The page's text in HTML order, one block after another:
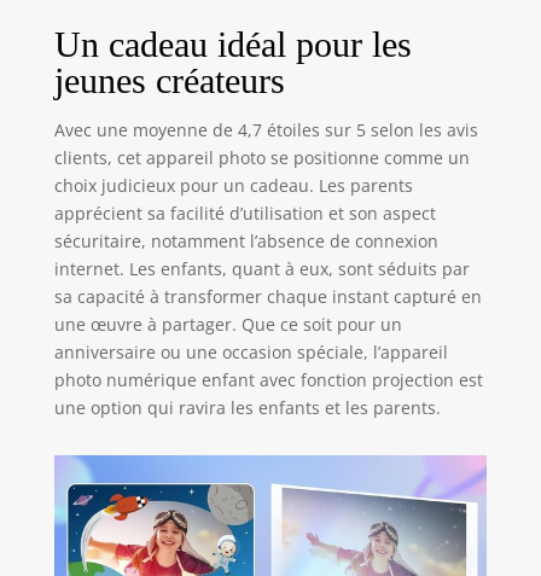
enfants comporte
30 cadres photo, 7
filtres et 8 effets de
un zoom 10X, un
lecteur de
musique, des
cartes d'alphabet,
etc., ce qui permet
de répondre aux
différents besoins
des enfants. Il
dispose également
d'outils tels que le
réveil, la minuterie
et le calendrier
chez les enfants.
CONCEPTION
ÉLÉGANTE ET
DURABLE: L'apareil
Un cadeau idéal pour les
jeunes créateurs
Avec une moyenne de 4,7 étoiles sur 5 selon les avis
clients, cet appareil photo se positionne comme un
choix judicieux pour un cadeau. Les parents
apprécient sa facilité d’utilisation et son aspect
sécuritaire, notamment l’absence de connexion
internet. Les enfants, quant à eux, sont séduits par
sa capacité à transformer chaque instant capturé en
une œuvre à partager. Que ce soit pour un
anniversaire ou une occasion spéciale, l’appareil
photo numérique enfant avec fonction projection est
une option qui ravira les enfants et les parents.